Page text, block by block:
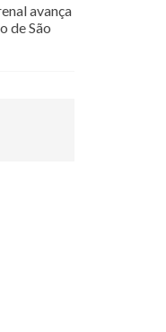
avança
de São